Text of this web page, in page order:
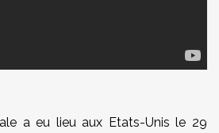
a eu lieu aux Etats-Unis le 29